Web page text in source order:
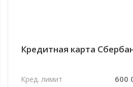
Кредитная карта
Кред. лимит 600